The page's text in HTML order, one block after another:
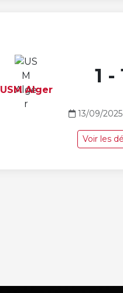
USM Alger
1 -
13/09/
Voir les